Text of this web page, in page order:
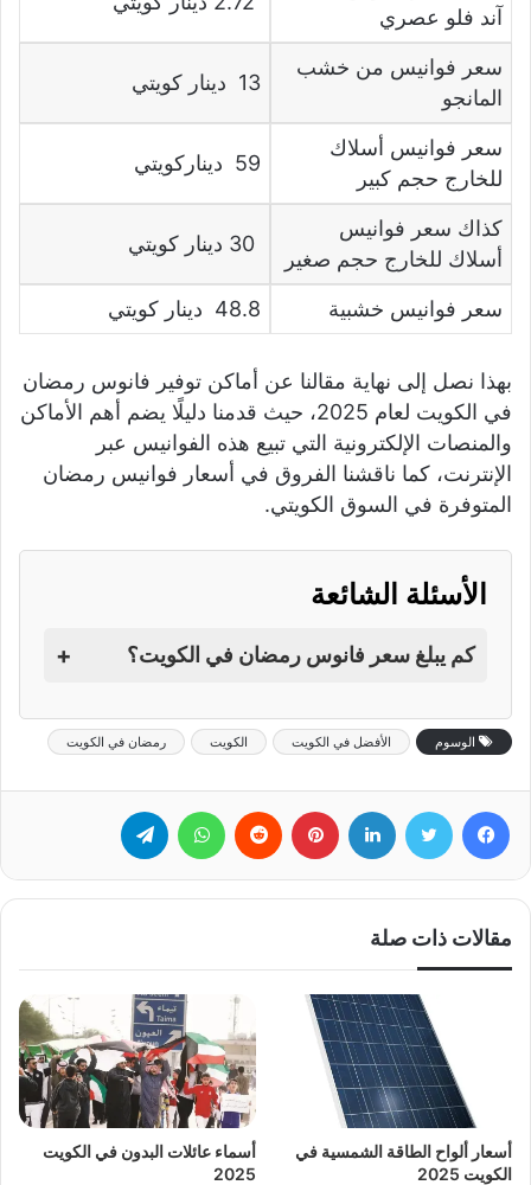
آند فلو عصري
سعر فوانيس من خشب
المانجو
13 دينار كويتي
سعر فوانيس أسلاك
للخارج حجم كبير
59 ديناركويتي
كذاك سعر فوانيس
أسلاك للخارج حجم صغير
30 دينار كويتي
سعر فوانيس خشبية 48.8 دينار كويتي
بهذا نصل إلى نهاية مقالنا عن أماكن توفير فانوس رمضان
في الكويت لعام 2025، حيث قدمنا دليلًا يضم أهم الأماكن
والمنصات الإلكترونية التي تبيع هذه الفوانيس عبر
الإنترنت، كما ناقشنا الفروق في أسعار فوانيس رمضان
المتوفرة في السوق الكويتي.
الأسئلة الشائعة
كم يبلغ سعر فانوس رمضان في الكويت؟ +
الوسوم الأفضل في الكويت الكويت رمضان في الكويت
مقالات ذات صلة
أسعار ألواح الطاقة الشمسية في
الكويت 2025
أسماء عائلات البدون في الكويت
2025